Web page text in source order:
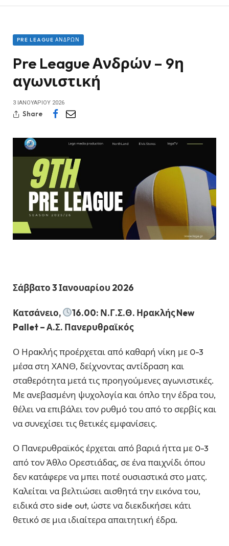
PRE LEAGUE ΑΝΔΡΏΝ
Pre League Ανδρών – 9η
αγωνιστική
3 ΙΑΝΟΥΑΡΊΟΥ 2026
Share
Σάββατο 3 Ιανουαρίου 2026
Κατσάνειο,
16.00: Ν.Γ.Σ.Θ. Ηρακλής New
Pallet – Α.Σ. Πανερυθραϊκός
Ο Ηρακλής προέρχεται από καθαρή νίκη με 0-3
μέσα στη ΧΑΝΘ, δείχνοντας αντίδραση και
σταθερότητα μετά τις προηγούμενες αγωνιστικές.
Με ανεβασμένη ψυχολογία και όπλο την έδρα του,
θέλει να επιβάλει τον ρυθμό του από το σερβίς και
να συνεχίσει τις θετικές εμφανίσεις.
Ο Πανερυθραϊκός έρχεται από βαριά ήττα με 0-3
από τον Άθλο Ορεστιάδας, σε ένα παιχνίδι όπου
δεν κατάφερε να μπει ποτέ ουσιαστικά στο ματς.
Καλείται να βελτιώσει αισθητά την εικόνα του,
ειδικά στο side out, ώστε να διεκδικήσει κάτι
θετικό σε μια ιδιαίτερα απαιτητική έδρα.